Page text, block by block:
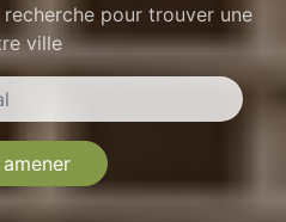
pour trouver une
ville